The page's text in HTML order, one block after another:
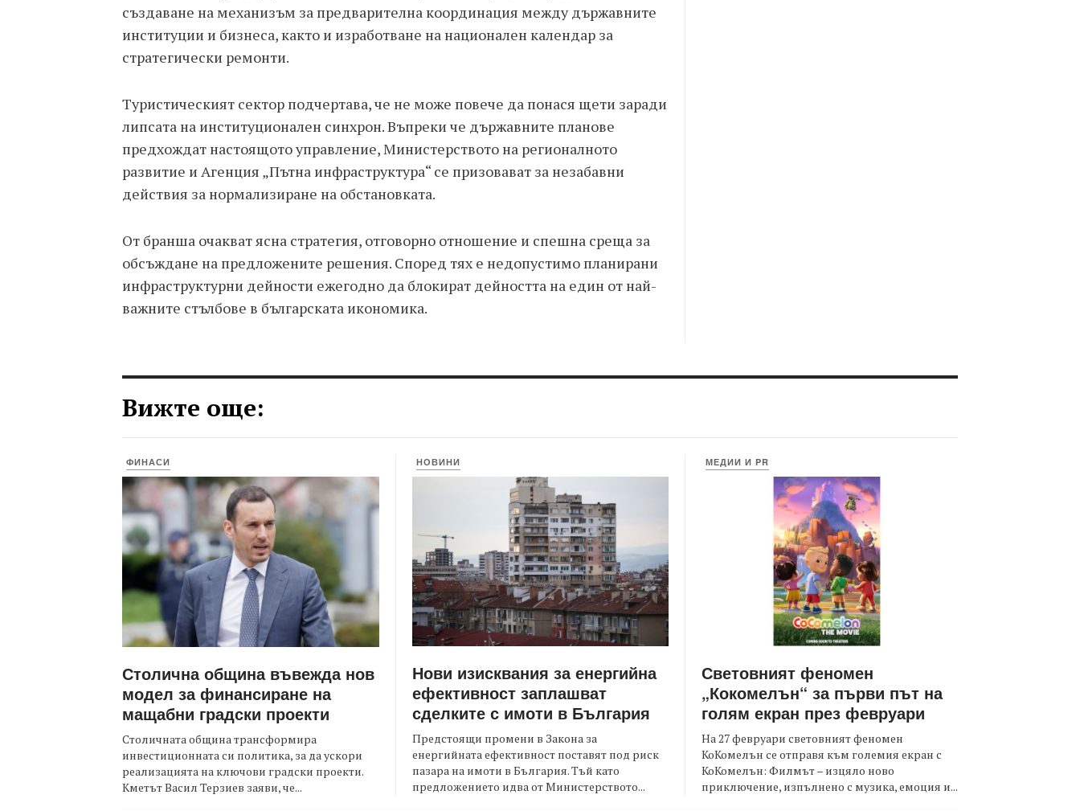
създаване на механизъм за предварителна координация между държавните
институции и бизнеса, както и изработване на национален календар за
стратегически ремонти.
Туристическият сектор подчертава, че не може повече да понася щети заради
липсата на институционален синхрон. Въпреки че държавните планове
предхождат настоящото управление, Министерството на регионалното
развитие и Агенция „Пътна инфраструктура“ се призовават за незабавни
действия за нормализиране на обстановката.
От бранша очакват ясна стратегия, отговорно отношение и спешна среща за
обсъждане на предложените решения. Според тях е недопустимо планирани
инфраструктурни дейности ежегодно да блокират дейността на един от най-
важните стълбове в българската икономика.
Вижте още:
ФИНАСИ
Столична община въвежда нов
модел за финансиране на
мащабни градски проекти
Столичната община трансформира
инвестиционната си политика, за да ускори
реализацията на ключови градски проекти.
Кметът Васил Терзиев заяви, че...
НОВИНИ
Нови изисквания за енергийна
ефективност заплашват
сделките с имоти в България
Предстоящи промени в Закона за
енергийната ефективност поставят под риск
пазара на имоти в България. Тъй като
предложението идва от Министерството...
МЕДИИ И PR
Световният феномен
„Кокомелън“ за първи път на
голям екран през февруари
На 27 февруари световният феномен
КоКомелън се отправя към големия екран с
КоКомелън: Филмът – изцяло ново
приключение, изпълнено с музика, емоция и...